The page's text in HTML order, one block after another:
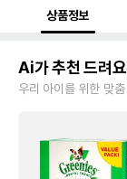
상품정보
Ai가 추천 드려요
우리 아이를 위한 맞